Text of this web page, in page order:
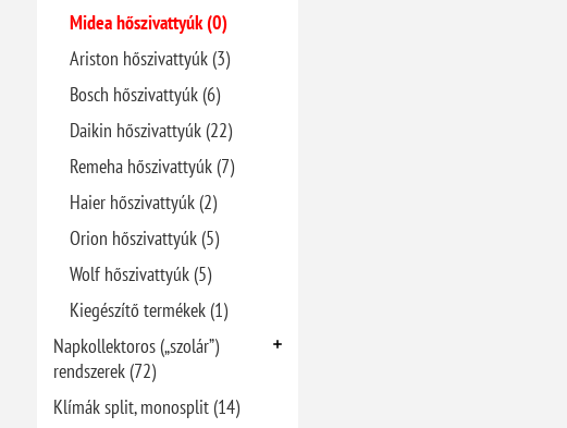
Midea hőszivattyúk (0)
Ariston hőszivattyúk (3)
Bosch hőszivattyúk (6)
Daikin hőszivattyúk (22)
Remeha hőszivattyúk (7)
Haier hőszivattyúk (2)
Orion hőszivattyúk (5)
Wolf hőszivattyúk (5)
Kiegészítő termékek (1)
Napkollektoros („szolár”)
rendszerek (72)
Klímák split, monosplit (14)